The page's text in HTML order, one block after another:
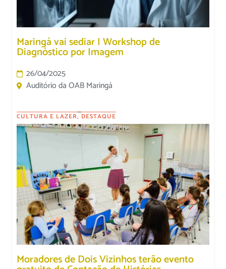
Maringá vai sediar I Workshop de
Diagnóstico por Imagem
26/04/2025
Auditório da OAB Maringá
CULTURA E LAZER, DESTAQUE
Moradores de Dois Vizinhos terão evento